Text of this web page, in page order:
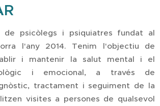
de psicòlegs i psiquiatres fundat al
l'any 2014. Tenim l'objectiu de
i mantenir la salut mental i el
i emocional, a través de
tractament i seguiment de la
visites a persones de qualsevol